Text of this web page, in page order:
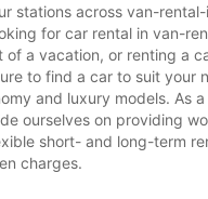
stations across van-
for car rental in van-
of a vacation, or renting a
to find a car to suit your
and luxury models. As
ourselves on providing
short- and long-term
charges.